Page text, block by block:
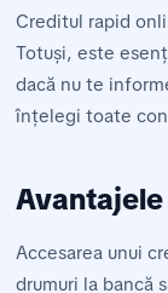
Creditul rapid
Totuși, este
dacă nu te
înțelegi toate
Accesarea unui
drumuri la bancă